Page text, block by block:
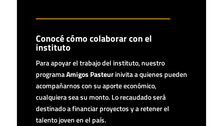
Conocé cómo colaborar con el
instituto
Para apoyar el trabajo del instituto, nuestro
programaAmigos Pasteur inivita a quienes pueden
acompañarnos con su aporte económico,
cualquiera sea su monto. Lo recaudado será
destinado a financiar proyectos y a retener el
talento joven en el país.